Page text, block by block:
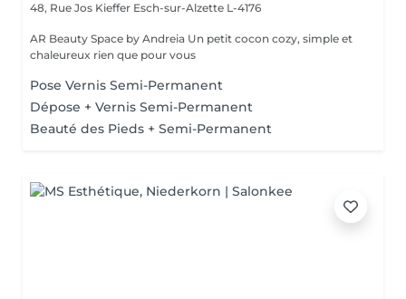
48, Rue Jos Kieffer Esch-sur-Alzette L-4176
AR Beauty Space by Andreia Un petit cocon cozy, simple et
chaleureux rien que pour vous
Pose Vernis Semi-Permanent
Dépose + Vernis Semi-Permanent
Beauté des Pieds + Semi-Permanent